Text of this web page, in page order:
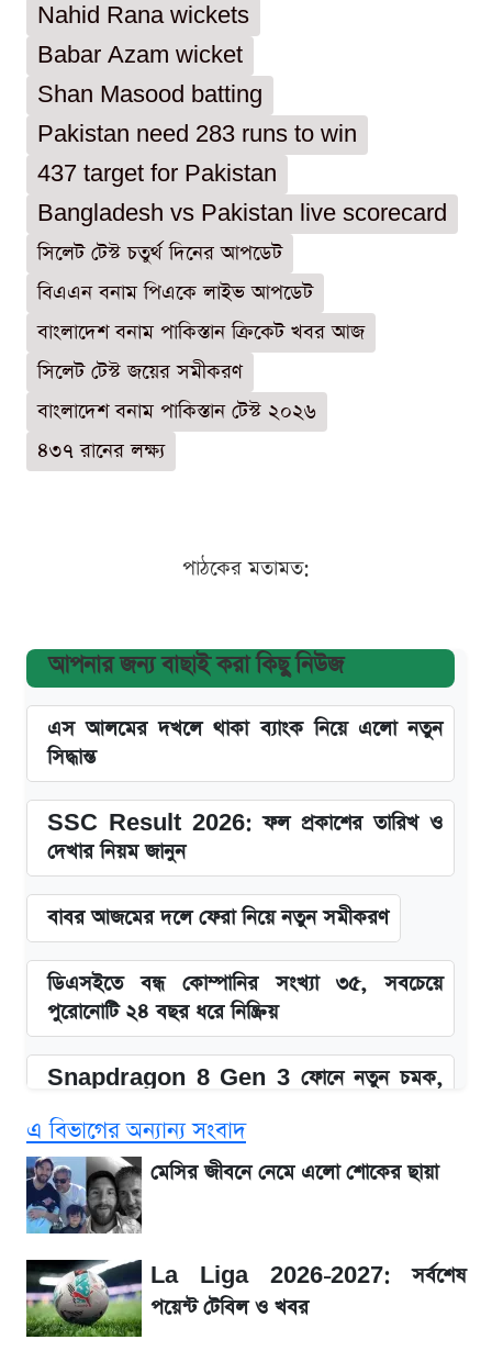
Nahid Rana wickets
Babar Azam wicket
Shan Masood batting
Pakistan need 283 runs to win
437 target for Pakistan
Bangladesh vs Pakistan live scorecard
সিলেট টেস্ট চতুর্থ দিনের আপডেট
বিএএন বনাম পিএকে লাইভ আপডেট
বাংলাদেশ বনাম পাকিস্তান ক্রিকেট খবর আজ
সিলেট টেস্ট জয়ের সমীকরণ
বাংলাদেশ বনাম পাকিস্তান টেস্ট ২০২৬
৪৩৭ রানের লক্ষ্য
পাঠকের মতামত:
আপনার জন্য বাছাই করা কিছু নিউজ
এস আলমের দখলে থাকা ব্যাংক নিয়ে এলো নতুন
সিদ্ধান্ত
SSC Result 2026: ফল প্রকাশের তারিখ ও
দেখার নিয়ম জানুন
বাবর আজমের দলে ফেরা নিয়ে নতুন সমীকরণ
ডিএসইতে বন্ধ কোম্পানির সংখ্যা ৩৫, সবচেয়ে
পুরোনোটি ২৪ বছর ধরে নিষ্ক্রিয়
Snapdragon 8 Gen 3 ফোনে নতুন চমক,
SSC Result 2026: যে ৩ উপায়ে জানা যাবে
ফল
১৮০ দিনের মূল্যায়ন শেষে মন্ত্রিসভায় পরিবর্তন
জেনে নিন আজকের সোনা ও রুপার সর্বশেষ দাম
এ বিভাগের অন্যান্য সংবাদ
মেসির জীবনে নেমে এলো শোকের ছায়া
La Liga 2026-2027: সর্বশেষ
পয়েন্ট টেবিল ও খবর